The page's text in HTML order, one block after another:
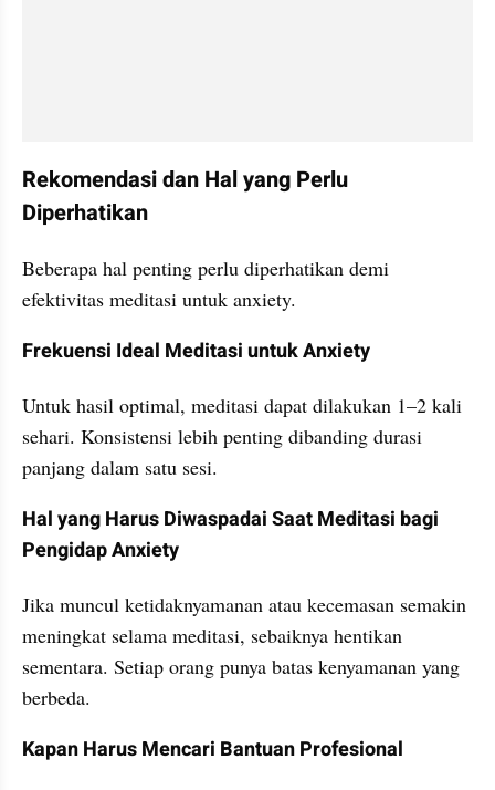
Rekomendasi dan Hal yang Perlu
Diperhatikan
Beberapa hal penting perlu diperhatikan demi
efektivitas meditasi untuk anxiety.
Frekuensi Ideal Meditasi untuk Anxiety
Untuk hasil optimal, meditasi dapat dilakukan 1–2 kali
sehari. Konsistensi lebih penting dibanding durasi
panjang dalam satu sesi.
Hal yang Harus Diwaspadai Saat Meditasi bagi
Pengidap Anxiety
Jika muncul ketidaknyamanan atau kecemasan semakin
meningkat selama meditasi, sebaiknya hentikan
sementara. Setiap orang punya batas kenyamanan yang
berbeda.
Kapan Harus Mencari Bantuan Profesional